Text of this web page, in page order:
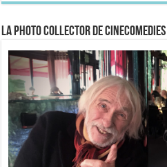
La Photo collector de CineComedies